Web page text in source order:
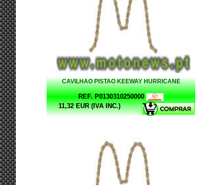
CAVILHAO PISTAO KEEWAY HURRICANE
REF. P0130310250000
11,32 EUR (IVA INC.)